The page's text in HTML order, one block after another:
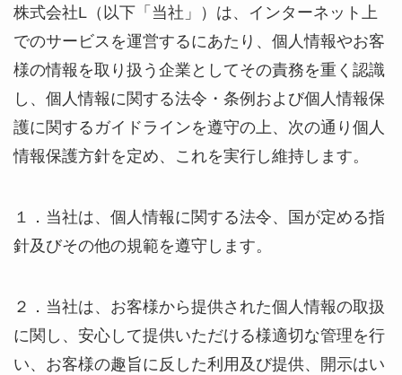
株式会社L（以下「当社」）は、インターネット上
でのサービスを運営するにあたり、個人情報やお客
様の情報を取り扱う企業としてその責務を重く認識
し、個人情報に関する法令・条例および個人情報保
護に関するガイドラインを遵守の上、次の通り個人
情報保護方針を定め、これを実行し維持します。
１．当社は、個人情報に関する法令、国が定める指
針及びその他の規範を遵守します。
２．当社は、お客様から提供された個人情報の取扱
に関し、安心して提供いただける様適切な管理を行
い、お客様の趣旨に反した利用及び提供、開示はい